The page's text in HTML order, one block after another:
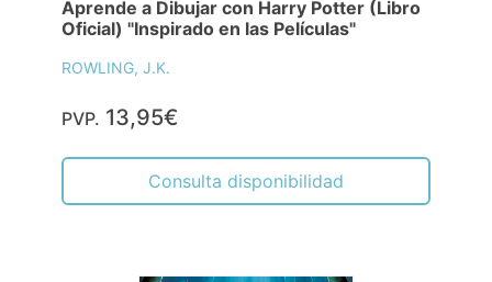
Aprende a Dibujar con Harry Potter (Libro
Oficial) "Inspirado en las Películas"
ROWLING, J.K.
PVP. 13,95€
Consulta disponibilidad